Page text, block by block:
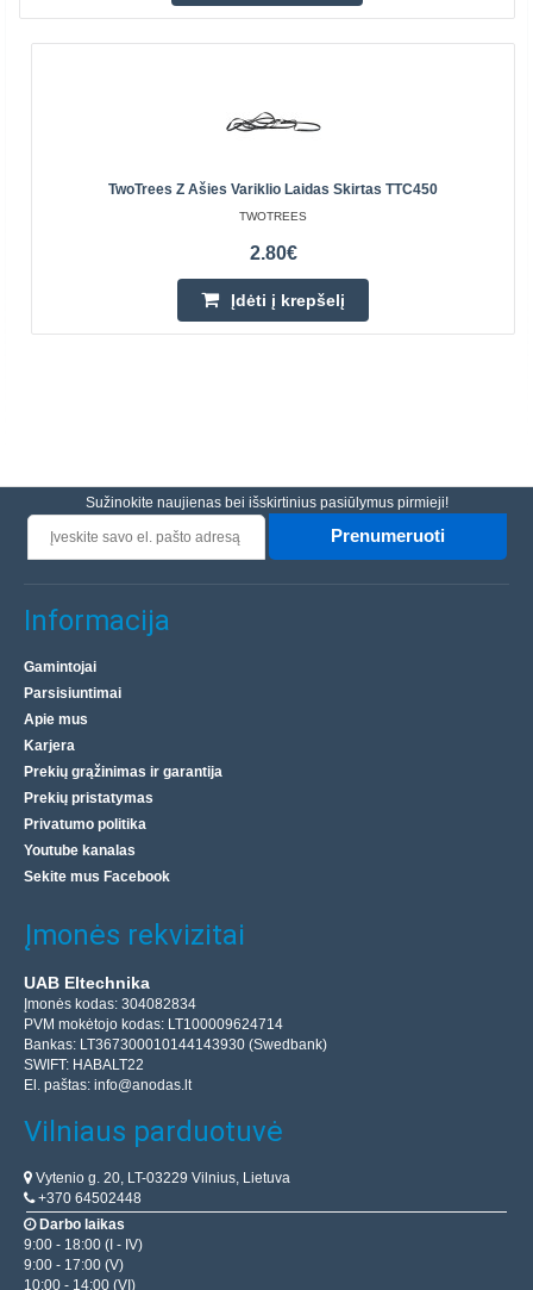
TwoTrees Z Ašies Variklio Laidas Skirtas TTC450
TWOTREES
2.80€
Įdėti į krepšelį
Sužinokite naujienas bei išskirtinius pasiūlymus pirmieji!
Prenumeruoti
Informacija
Gamintojai
Parsisiuntimai
Apie mus
Karjera
Prekių grąžinimas ir garantija
Prekių pristatymas
Privatumo politika
Youtube kanalas
Sekite mus Facebook
Įmonės rekvizitai
UAB Eltechnika
Įmonės kodas: 304082834
PVM mokėtojo kodas: LT100009624714
Bankas: LT367300010144143930 (Swedbank)
SWIFT: HABALT22
El. paštas: info@anodas.lt
Vilniaus parduotuvė
Vytenio g. 20, LT-03229 Vilnius, Lietuva
+370 64502448
Darbo laikas
9:00 - 18:00 (I - IV)
9:00 - 17:00 (V)
10:00 - 14:00 (VI)